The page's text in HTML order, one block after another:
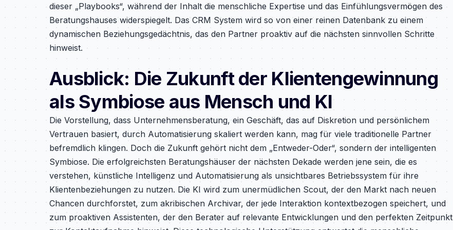
dieser „Playbooks“, während der Inhalt die menschliche Expertise und das Einfühlungsvermögen des
Beratungshauses widerspiegelt. Das CRM System wird so von einer reinen Datenbank zu einem
dynamischen Beziehungsgedächtnis, das den Partner proaktiv auf die nächsten sinnvollen Schritte
hinweist.
Ausblick: Die Zukunft der Klientengewinnung
als Symbiose aus Mensch und KI
Die Vorstellung, dass Unternehmensberatung, ein Geschäft, das auf Diskretion und persönlichem
Vertrauen basiert, durch Automatisierung skaliert werden kann, mag für viele traditionelle Partner
befremdlich klingen. Doch die Zukunft gehört nicht dem „Entweder-Oder“, sondern der intelligenten
Symbiose. Die erfolgreichsten Beratungshäuser der nächsten Dekade werden jene sein, die es
verstehen, künstliche Intelligenz und Automatisierung als unsichtbares Betriebssystem für ihre
Klientenbeziehungen zu nutzen. Die KI wird zum unermüdlichen Scout, der den Markt nach neuen
Chancen durchforstet, zum akribischen Archivar, der jede Interaktion kontextbezogen speichert, und
zum proaktiven Assistenten, der den Berater auf relevante Entwicklungen und den perfekten Zeitpunkt